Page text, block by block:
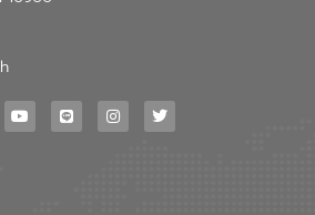
เพื่อสนับสนุนการพัฒนาเมืองอย่างยั่งยืน
ขณะที่ นายบดินทร์ อุดล กรรมการผู้อำนวย